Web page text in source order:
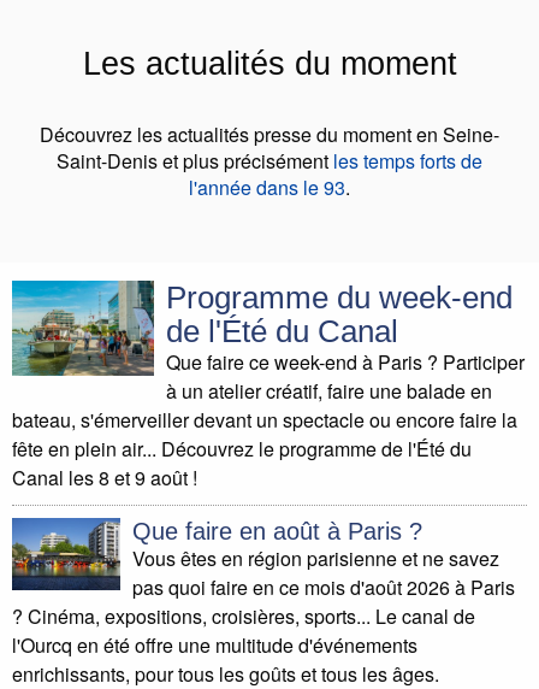
Les actualités du moment
Découvrez les actualités presse du moment en Seine-
Saint-Denis et plus précisément les temps forts de
l'année dans le 93.
Programme du week-end
de l'Été du Canal
Que faire ce week-end à Paris ? Participer
à un atelier créatif, faire une balade en
bateau, s'émerveiller devant un spectacle ou encore faire la
fête en plein air... Découvrez le programme de l'Été du
Canal les 8 et 9 août !
Que faire en août à Paris ?
Vous êtes en région parisienne et ne savez
pas quoi faire en ce mois d'août 2026 à Paris
? Cinéma, expositions, croisières, sports... Le canal de
l'Ourcq en été offre une multitude d'événements
enrichissants, pour tous les goûts et tous les âges.